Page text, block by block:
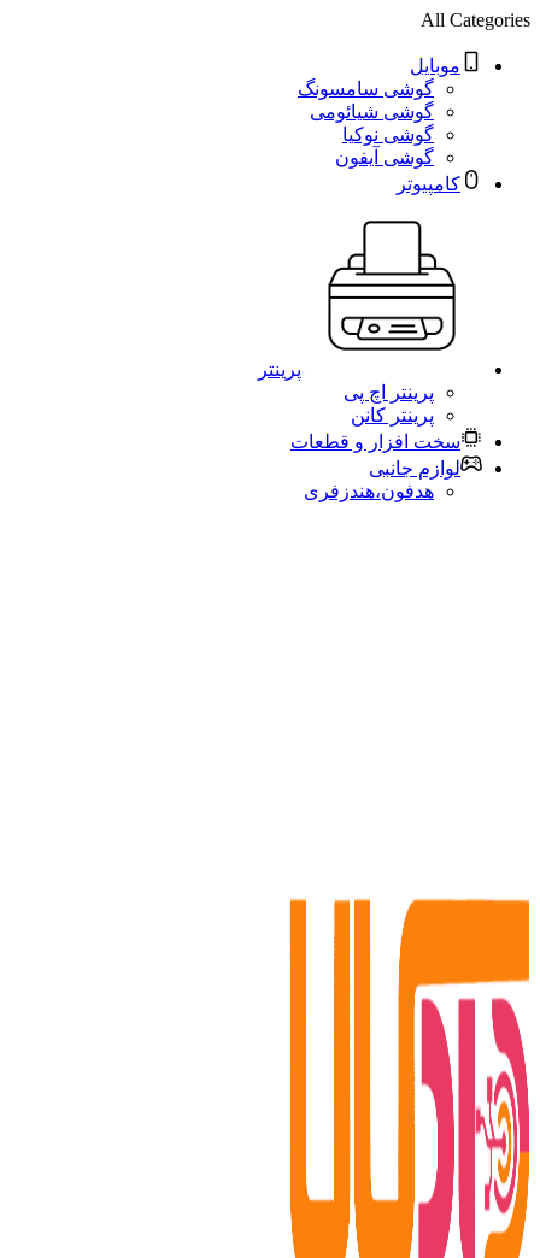
All Categories
موبایل
گوشی سامسونگ
گوشی شیائومی
گوشی نوکیا
گوشی آیفون
کامپیوتر
پرینتر
پرینتر اچ پی
پرینتر کانن
سخت افزار و قطعات
لوازم جانبی
هدفون،هندزفری